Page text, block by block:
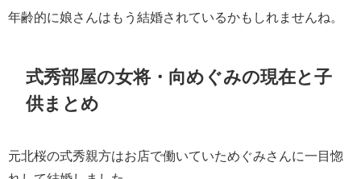
年齢的に娘さんはもう結婚されているかもしれませんね。
式秀部屋の女将・向めぐみの現在と子
供まとめ
元北桜の式秀親方はお店で働いていためぐみさんに一目惚